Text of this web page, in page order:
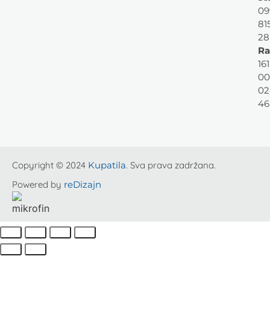
28
46
Copyright © 2024 Kupatila. Sva prava zadržana.
Powered by reDizajn